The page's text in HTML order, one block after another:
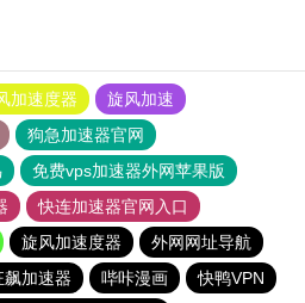
加速度器
旋风加速
狗急加速器官网
免费vps加速器外网苹果版
快连加速器官网入口
旋风加速度器
外网网址导航
飙加速器 哔咔漫画
快鸭VPN